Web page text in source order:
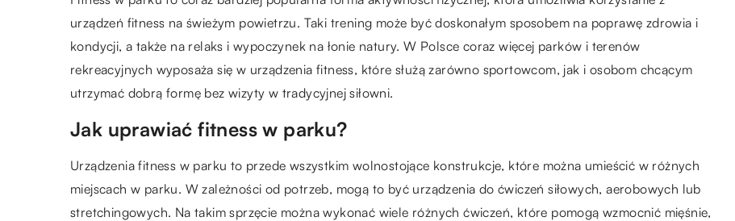
urządzeń fitness na świeżym powietrzu. Taki trening może być doskonałym sposobem na poprawę zdrowia i
kondycji, a także na relaks i wypoczynek na łonie natury. W Polsce coraz więcej parków i terenów
rekreacyjnych wyposaża się w urządzenia fitness, które służą zarówno sportowcom, jak i osobom chcącym
utrzymać dobrą formę bez wizyty w tradycyjnej siłowni.
Jak uprawiać fitness w parku?
Urządzenia fitness w parku to przede wszystkim wolnostojące konstrukcje, które można umieścić w różnych
miejscach w parku. W zależności od potrzeb, mogą to być urządzenia do ćwiczeń siłowych, aerobowych lub
stretchingowych. Na takim sprzęcie można wykonać wiele różnych ćwiczeń, które pomogą wzmocnić mięśnie,